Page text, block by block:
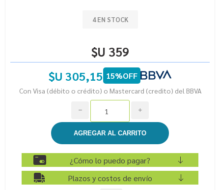
4 EN STOCK
$U 359
$U 305,15 15%OFF
Con Visa (débito o crédito) o Mastercard (credito) del BBVA
i
h
¿Cómo lo puedo pagar?
Plazos y costos de envío